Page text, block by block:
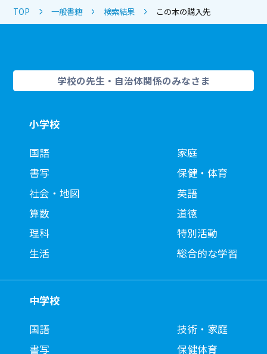
TOP 一般書籍 検索結果 この本の購入先
学校の先生・自治体関係のみなさま
小学校
国語
書写
社会・地図
算数
理科
生活
家庭
保健・体育
英語
道徳
特別活動
総合的な学習
中学校
国語
書写
技術・家庭
保健体育